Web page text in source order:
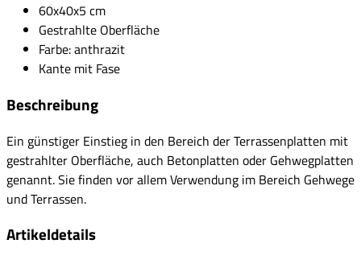
60x40x5 cm
Gestrahlte Oberfläche
Farbe: anthrazit
Kante mit Fase
Beschreibung
Ein günstiger Einstieg in den Bereich der Terrassenplatten mit
gestrahlter Oberfläche, auch Betonplatten oder Gehwegplatten
genannt. Sie finden vor allem Verwendung im Bereich Gehwege
und Terrassen.
Artikeldetails